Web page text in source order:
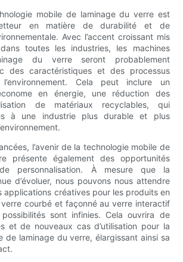
mobile de laminage du verre est
en matière de durabilité et de
Avec l’accent croissant mis
toutes les industries, les machines
du verre seront probablement
des caractéristiques et des processus
Cela peut inclure un
en énergie, une réduction des
de matériaux recyclables, qui
à une industrie plus durable et plus
l’avenir de la technologie mobile de
présente également des opportunités
personnalisation. À mesure que la
d’évoluer, nous pouvons nous attendre
applications créatives pour les produits en
courbé et façonné au verre interactif
sont infinies. Cela ouvrira de
et de nouveaux cas d’utilisation pour la
de laminage du verre, élargissant ainsi sa